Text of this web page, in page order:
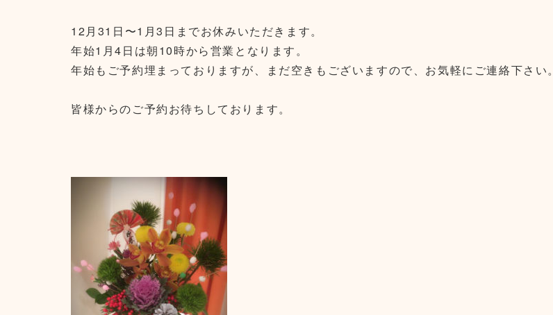
12月31日〜1月3日までお休みいただきます。
年始1月4日は朝10時から営業となります。
年始もご予約埋まっておりますが、まだ空きもございますので、お気軽にご連絡下さい。
皆様からのご予約お待ちしております。